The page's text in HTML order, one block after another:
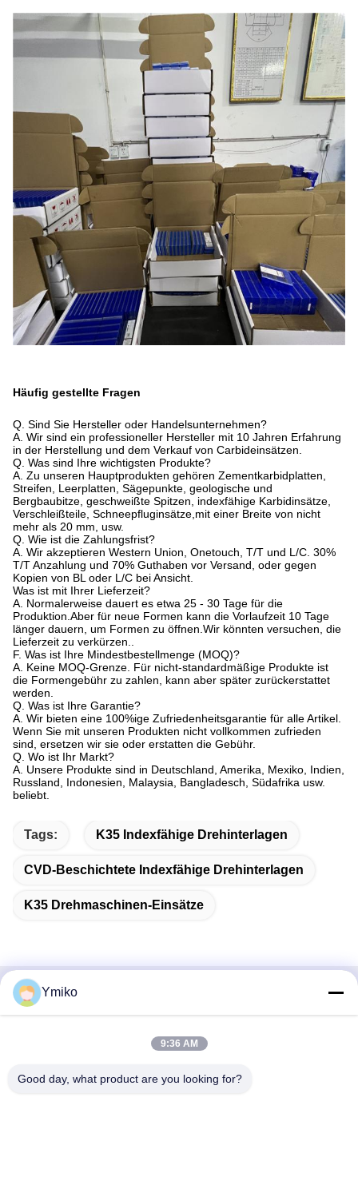
Häufig gestellte Fragen
Q. Sind Sie Hersteller oder Handelsunternehmen?
A. Wir sind ein professioneller Hersteller mit 10 Jahren Erfahrung
in der Herstellung und dem Verkauf von Carbideinsätzen.
Q. Was sind Ihre wichtigsten Produkte?
A. Zu unseren Hauptprodukten gehören Zementkarbidplatten,
Streifen, Leerplatten, Sägepunkte, geologische und
Bergbaubitze, geschweißte Spitzen, indexfähige Karbidinsätze,
Verschleißteile, Schneepfluginsätze,mit einer Breite von nicht
mehr als 20 mm, usw.
Q. Wie ist die Zahlungsfrist?
A. Wir akzeptieren Western Union, Onetouch, T/T und L/C. 30%
T/T Anzahlung und 70% Guthaben vor Versand, oder gegen
Kopien von BL oder L/C bei Ansicht.
Was ist mit Ihrer Lieferzeit?
A. Normalerweise dauert es etwa 25 - 30 Tage für die
Produktion.Aber für neue Formen kann die Vorlaufzeit 10 Tage
länger dauern, um Formen zu öffnen.Wir könnten versuchen, die
Lieferzeit zu verkürzen..
F. Was ist Ihre Mindestbestellmenge (MOQ)?
A. Keine MOQ-Grenze. Für nicht-standardmäßige Produkte ist
die Formengebühr zu zahlen, kann aber später zurückerstattet
werden.
Q. Was ist Ihre Garantie?
A. Wir bieten eine 100%ige Zufriedenheitsgarantie für alle Artikel.
Wenn Sie mit unseren Produkten nicht vollkommen zufrieden
sind, ersetzen wir sie oder erstatten die Gebühr.
Q. Wo ist Ihr Markt?
A. Unsere Produkte sind in Deutschland, Amerika, Mexiko, Indien,
Russland, Indonesien, Malaysia, Bangladesch, Südafrika usw.
beliebt.
Tags: K35 Indexfähige Drehinterlagen
CVD-Beschichtete Indexfähige Drehinterlagen
K35 Drehmaschinen-Einsätze
Schnelle Kontaktaufnahme
Wirtschaftsentwicklungszone, Stadt Chengdu, Sichuan, PR
Ymiko
9:36 AM
Good day, what product are you looking for?